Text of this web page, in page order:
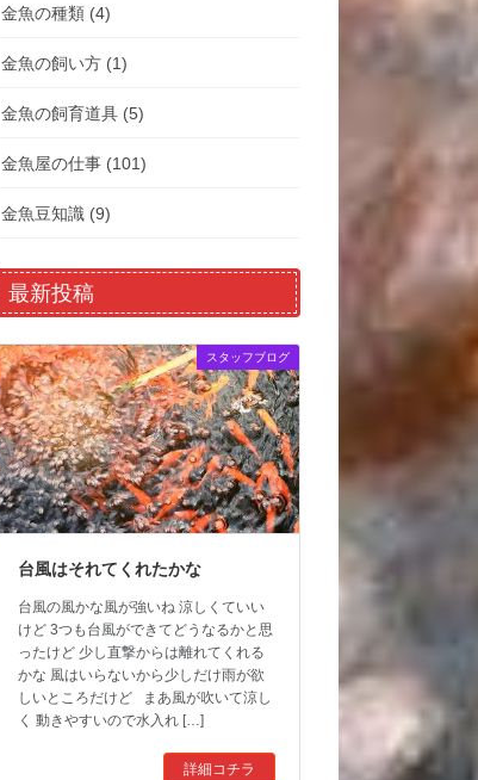
金魚の種類 (4)
金魚の飼い方 (1)
金魚の飼育道具 (5)
金魚屋の仕事 (101)
金魚豆知識 (9)
最新投稿
スタッフブログ
台風はそれてくれたかな
台風の風かな風が強いね 涼しくていい
けど 3つも台風ができてどうなるかと思
ったけど 少し直撃からは離れてくれる
かな 風はいらないから少しだけ雨が欲
しいところだけど まあ風が吹いて涼し
く 動きやすいので水入れ […]
詳細コチラ